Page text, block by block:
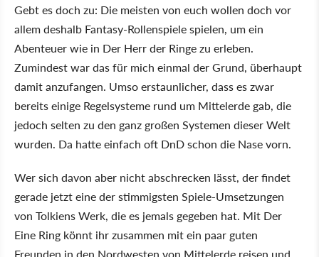
Gebt es doch zu: Die meisten von euch wollen doch vor
allem deshalb Fantasy-Rollenspiele spielen, um ein
Abenteuer wie in Der Herr der Ringe zu erleben.
Zumindest war das für mich einmal der Grund, überhaupt
damit anzufangen. Umso erstaunlicher, dass es zwar
bereits einige Regelsysteme rund um Mittelerde gab, die
jedoch selten zu den ganz großen Systemen dieser Welt
wurden. Da hatte einfach oft DnD schon die Nase vorn.
Wer sich davon aber nicht abschrecken lässt, der findet
gerade jetzt eine der stimmigsten Spiele-Umsetzungen
von Tolkiens Werk, die es jemals gegeben hat. Mit Der
Eine Ring könnt ihr zusammen mit ein paar guten
Freunden in den Nordwesten von Mittelerde reisen und